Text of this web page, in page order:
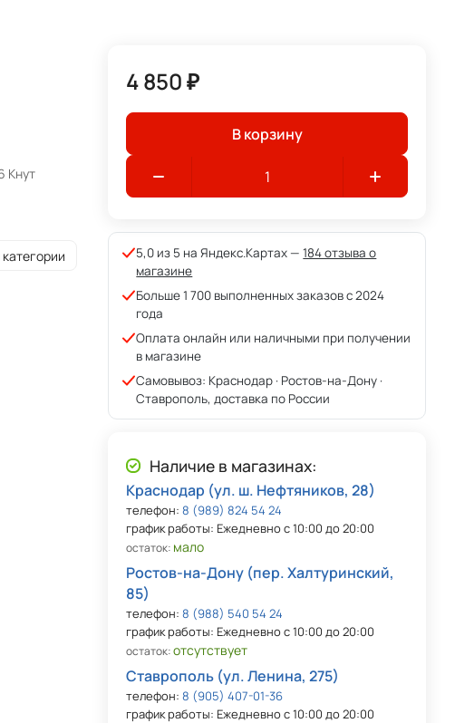
Кнут
4 850 ₽
В корзину
5,0 из 5 на Яндекс.Картах —184 отзыва о
магазине
Больше 1 700 выполненных заказов с 2024
года
Оплата онлайн или наличными при получении
в магазине
Самовывоз: Краснодар · Ростов-на-Дону ·
Ставрополь, доставка по России
Наличие в магазинах:
Краснодар (ул. ш. Нефтяников, 28)
телефон:8 (989) 824 54 24
график работы: Ежедневно с 10:00 до 20:00
остаток: мало
Ростов-на-Дону (пер. Халтуринский,
85)
телефон:8 (988) 540 54 24
график работы: Ежедневно с 10:00 до 20:00
остаток:отсутствует
Ставрополь (ул. Ленина, 275)
телефон:8 (905) 407-01-36
график работы: Ежедневно с 10:00 до 20:00